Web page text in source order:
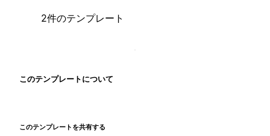
2件のテンプレート
このテンプレートについて
このテンプレートを共有する